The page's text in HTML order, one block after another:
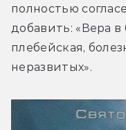
полностью
добавить: «Вера в
плебейская,
неразвитых».